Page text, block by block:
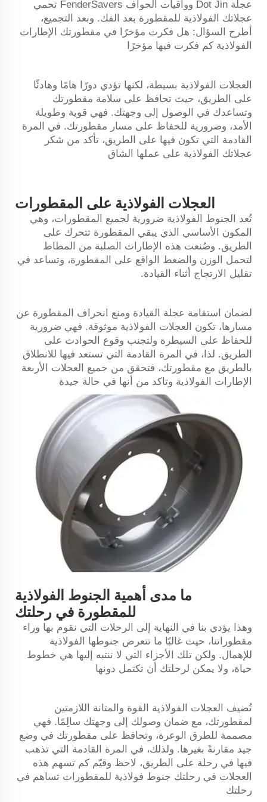
عجلة Dot Jin وواقيات الحواف FenderSavers تحمي
عجلاتك الفولاذية للمقطورة بعد الفك. وبعد التجميع،
أطرح السؤال: هل فكرت مؤخرًا في مقطورتك
الإطارات
الفولاذية كم فكرت فيها مؤخرًا
العجلات الفولاذية بسيطة، لكنها تؤدي دورًا هامًا وهادئًا
على الطريق، حيث تحافظ على سلامة مقطورتك
وتساعدك في الوصول إلى وجهتك. فهي قوية وطويلة
الأمد، وضرورية للحفاظ على مسار مقطورتك. في المرة
القادمة التي تكون فيها على الطريق، تأكد من شكر
عجلاتك الفولاذية على عملها الشاق
العجلات الفولاذية على المقطورات
تُعد الجنوط الفولاذية ضرورية لجميع المقطورات، وهي
المكون الأساسي الذي يبقي المقطورة تتحرك على
الطريق. وصُنعت هذه الإطارات الصلبة من المطاط
لتحمل الوزن والضغط الواقع على المقطورة، وتساعد في
تقليل الارتجاج أثناء القيادة.
لضمان استقامة عجلة القيادة ومنع انحراف المقطورة عن
مسارها، تكون العجلات الفولاذية موثوقة. فهي ضرورية
للحفاظ على السيطرة ولتجنب وقوع الحوادث على
الطريق. لذا، في المرة القادمة التي تستعد فيها للانطلاق
بالطريق مع مقطورتك، فتحقق من جميع العجلات الأربعة
الإطارات الفولاذية وتاكد من أنها في حالة جيدة
ما مدى أهمية الجنوط الفولاذية
للمقطورة في رحلتك
وهذا يؤدي بنا في النهاية إلى الرحلات التي نقوم بها وراء
مقطوراتنا، حيث غالبًا ما تتعرض جنوطها الفولاذية
للإهمال. ولكن تلك الأجزاء التي لا ننتبه إليها هي خطوط
حياة، ولا يمكن لرحلتك أن تكتمل دونها
تُضيف العجلات الفولاذية القوة والمتانة اللازمتين
لمقطورتك، مع ضمان وصولك إلى وجهتك سالِمًا. فهي
مصممة للطرق الوعرة، وتحافظ على مقطورتك في وضع
جيد مقارنةً بغيرها. ولذلك، في المرة القادمة التي تذهب
فيها في رحلة على الطريق، لاحظ وقيّم كم تسهم هذه
العجلات في رحلتك جنوط فولاذية للمقطورات تساهم في
رحلتك